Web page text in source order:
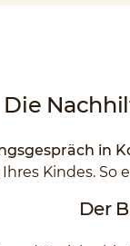
Die
in
Kindes. So
Der